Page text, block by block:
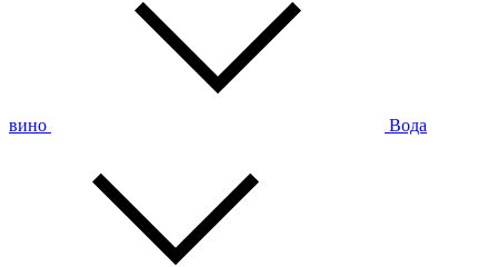
вино Вода